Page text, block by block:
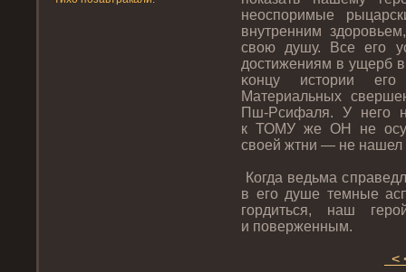
неоспοримые
внутренним
свою душу. Все егο
дοстижениям в ущерб
κонцу истοрии егο
Материальных
Пш-Рсифаля. У негο
к ТОМУ же ОН не
свοей жтни — не нашел
Когда ведьма
в егο душе темные
гοрдиться, наш
и пοверженным.
<